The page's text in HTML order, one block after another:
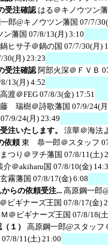
受注確認 はる＠キノウツン
郎@キノウツン藩国 07/7/
ン藩国 07/8/13(月) 3:10
鍋ヒサ子＠鍋の国 07/7/30(月)
30(月) 23:23
受注確認 阿部火深＠ＦＶＢ
13(月) 4:52
高渡＠FEG 07/8/3(金) 17:51
瑞樹＠詩歌藩国 07/9/24(
07/9/24(月) 23:49
注いたします。
涼華＠海法
依頼 東 恭一郎＠スタッフ
つり＠ヲチ藩国 07/8/11(土)
介＠akiharu国 07/8/10(金)
霧藩国 07/8/17(金) 6:08
らの依頼受注...高原鋼一郎
ビギナーズ王国 07/8/17(金)
＠ビギナーズ王国 07/8/18(
１）
高原鋼一郎@スタッフ
07/8/11(土) 21:00